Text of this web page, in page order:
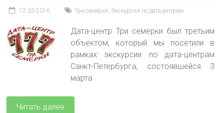
12.03.2016 Три семёрки,Экскурсия по датацентрам
Дата-центр Три семерки был третьим
объектом, который мы посетили в
рамках экскурсии по дата-центрам
Санкт-Петербурга, состоявшейся 3
марта
Читать далее